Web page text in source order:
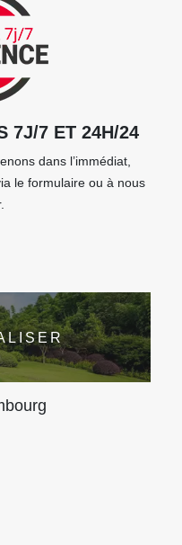
7J/7 ET 24H/24
dans l’immédiat,
le formulaire ou à nous